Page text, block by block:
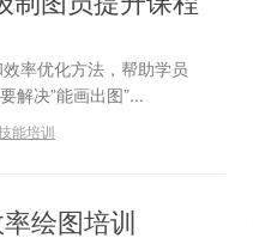
率优化方法，帮助学员
解决”能画出图”...
能培训
绘图培训